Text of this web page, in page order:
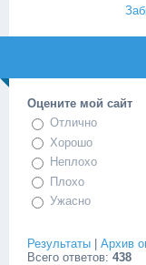
Оцените мой сайт
Отлично
Хорошо
Неплохо
Плохо
Ужасно
Результаты
Архив
Всего ответов: 438